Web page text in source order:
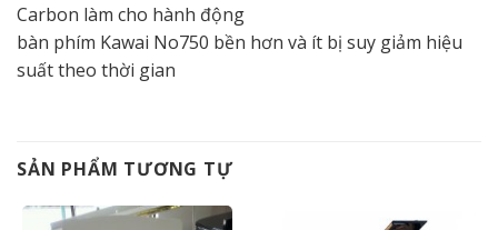
Carbon làm cho hành động
bàn phím Kawai No750 bền hơn và ít bị suy giảm hiệu
suất theo thời gian
SẢN PHẨM TƯƠNG TỰ